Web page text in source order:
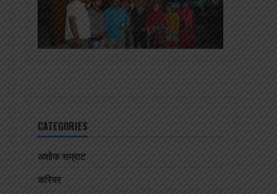
CATEGORIES
अशोक सम्राट
करियर